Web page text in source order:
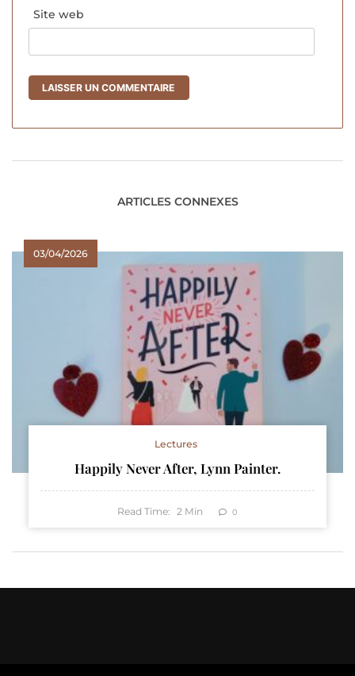
Site web
ARTICLES CONNEXES
03/04/2026
Lectures
Happily Never After, Lynn Painter.
Read Time: 2 Min 0